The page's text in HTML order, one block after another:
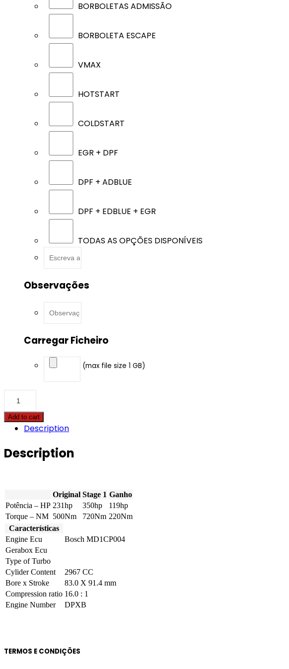
BORBOLETAS ADMISSÃO
BORBOLETA ESCAPE
VMAX
HOTSTART
COLDSTART
EGR + DPF
DPF + ADBLUE
DPF + EDBLUE + EGR
TODAS AS OPÇÕES DISPONÍVEIS
Observações
Carregar Ficheiro
(max file size 1 GB)
Q7
-
(3.0D)
231hp
Add to cart
Description
Description
Original Stage 1 Ganho
Potência – HP 231hp 350hp
119hp
Torque – NM 500Nm 720Nm 220Nm
Características
Engine Ecu
Bosch MD1CP004
Gerabox Ecu
Type of Turbo
Cylider Content
2967 CC
Bore x Stroke
83.0 X 91.4 mm
Compression ratio 16.0 : 1
Engine Number
DPXB
TERMOS E CONDIÇÕES